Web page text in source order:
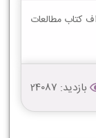
کتاب مطالعات
بازدید: 24087